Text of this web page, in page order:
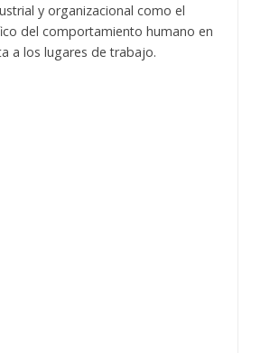
y organizacional como el
del comportamiento humano en
a los lugares de trabajo.